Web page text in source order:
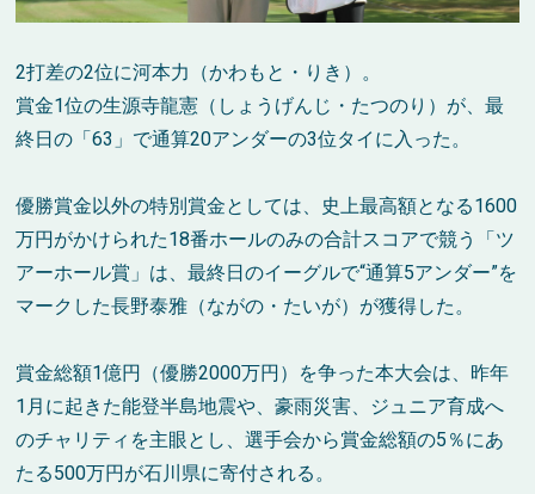
2打差の2位に河本力（かわもと・りき）。
賞金1位の生源寺龍憲（しょうげんじ・たつのり）が、最
終日の「63」で通算20アンダーの3位タイに入った。
優勝賞金以外の特別賞金としては、史上最高額となる1600
万円がかけられた18番ホールのみの合計スコアで競う「ツ
アーホール賞」は、最終日のイーグルで“通算5アンダー”を
マークした長野泰雅（ながの・たいが）が獲得した。
賞金総額1億円（優勝2000万円）を争った本大会は、昨年
1月に起きた能登半島地震や、豪雨災害、ジュニア育成へ
のチャリティを主眼とし、選手会から賞金総額の5％にあ
たる500万円が石川県に寄付される。